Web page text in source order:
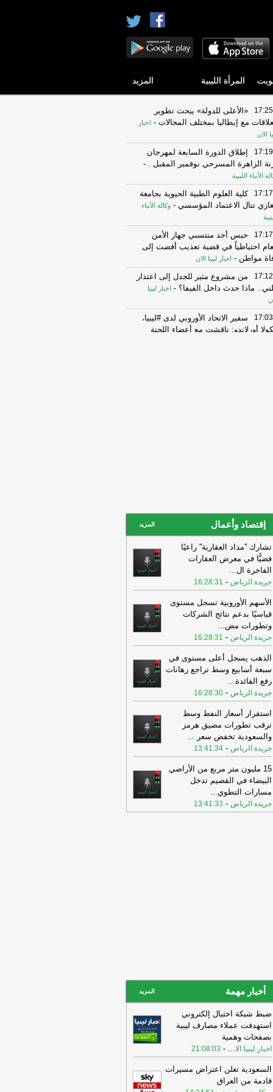
المرأة الليبية المزيد
17:25
«الأعلى للدولة» يبحث تطوير
مع إيطاليا بمختلف المجالات - اخبار
الان
17:19
إطلاق الدورة السابعة لمهرجان
الزاهرة المسرحي نوفمبر المقبل . -
الأنباء الليبية
17:17
كلية العلوم الطبية الحيوية بجامعة
تنال الاعتماد المؤسسي - وكالة الأنباء
17:17
حبس أحد منتسبي جهاز الأمن
احتياطياً في قضية تعذيب أفضت إلى
مواطن - اخبار ليبيا الان
17:12
من مشروع مثير للجدل إلى اعتذار
ماذا حدث داخل الفيفا؟ - اخبار ليبيا
17:03
سفير الاتحاد الأوروبي لدى #ليبيا،
أورلاندو: ناقشت مع أعضاء اللجنة
16:55
اختتام برنامج تعزيز القدرات
والإدارية للقيادات الصحية .-وكالة
الليبية
16:53
رسميا.. محمد صلاح يوقع
سبور براتب ضخم ومكافآت
-اخبار ليبيا الان
16:51
انطلاق بطولة القبس الثانية لقفز
في مصراتة-وكالة الأنباء الليبية
16:45
اختتام دورة تبصيرية للمفتشين
16:45
الفنيش: توافق لجنة “4+4” يعيد
الانتخابية إلى صدارة المشهد
- اخبار ليبيا الان
16:43
ارتفاع أسعار العملات والذهب في
الموازية بليبيا والدولار يسجل هذا
اخبار ليبيا الان
16:39
صلاح يقدم وعدا لجماهير
اخبار ليبيا الان
16:33
فيدان: أي تهديد لسوريا تهديد
لتركيا-عين ليبيا
16:33
السعودية تعين قائداً لـ«التحالف
إقتصاد وأعمال المزيد
تشارك ''مداد العقارية'' راعيًا
فضيًّا في معرض العقارات
الفاخرة ال...
جريدة الرياض -
16:28:31
الأسهم الأوروبية تسجل مستوى
قياسيًا بدعم نتائج الشركات
وتطورات مض...
جريدة الرياض -
16:28:31
الذهب يسجل أعلى مستوى في
سبعة أسابيع وسط تراجع رهانات
رفع الفائدة...
جريدة الرياض -
16:28:30
استقرار أسعار النفط وسط
ترقب تطورات مضيق هرمز
والسعودية تخفض سعر ...
جريدة الرياض -
13:41:34
15 مليون متر مربع من الأراضي
البيضاء في القصيم تدخل
مسارات التطوي...
جريدة الرياض -
13:41:33
أخبار مهمة المزيد
ضبط شبكة احتيال إلكتروني
استهدفت عملاء مصارف ليبية
بصفحات وهمية
اخبار ليبيا الا...
-
21:08:03
السعودية تعلن اعتراض مسيرات
قادمة من العراق